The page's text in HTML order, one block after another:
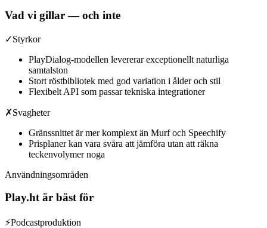
Vad vi gillar — och inte
✓Styrkor
PlayDialog-modellen levererar exceptionellt naturliga
samtalston
Stort röstbibliotek med god variation i ålder och stil
Flexibelt API som passar tekniska integrationer
✗Svagheter
Gränssnittet är mer komplext än Murf och Speechify
Prisplaner kan vara svåra att jämföra utan att räkna
teckenvolymer noga
Användningsområden
Play.htär bäst för
⚡Podcastproduktion